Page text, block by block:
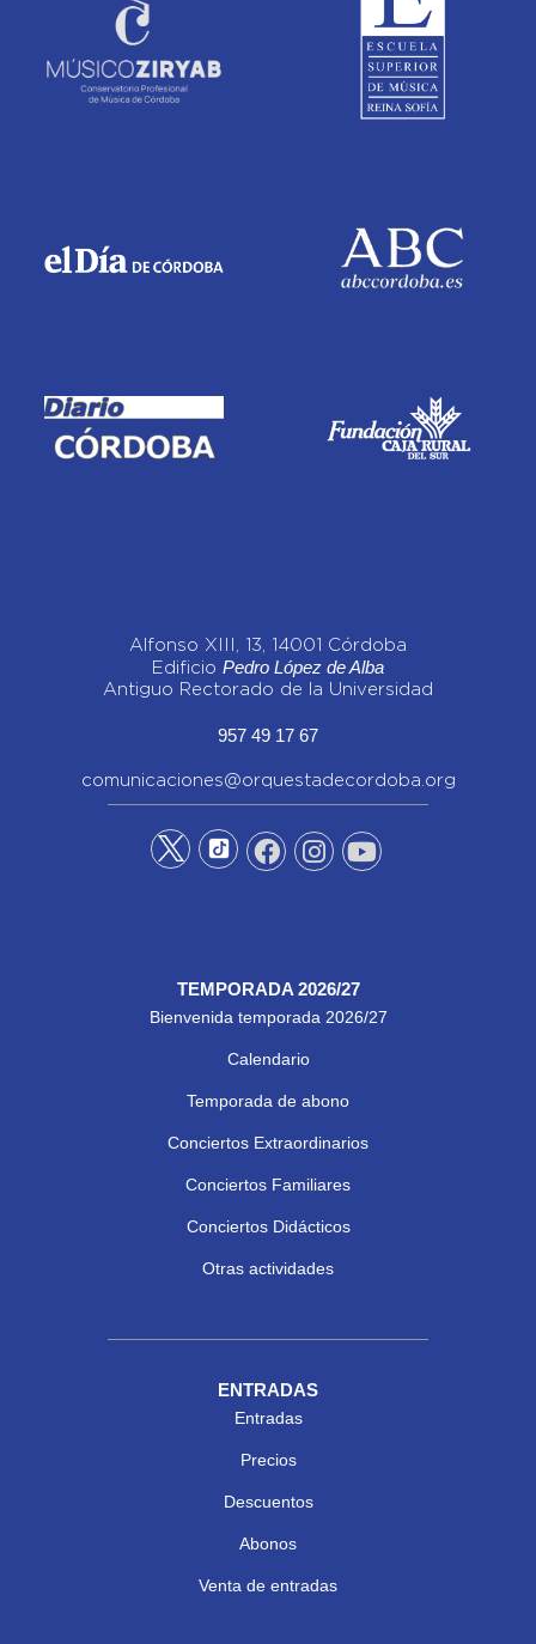
Alfonso XIII, 13, 14001 Córdoba
Edificio Pedro López de Alba
Antiguo Rectorado de la Universidad
957 49 17 67
comunicaciones@orquestadecordoba.org
TEMPORADA 2026/27
Bienvenida temporada 2026/27
Calendario
Temporada de abono
Conciertos Extraordinarios
Conciertos Familiares
Conciertos Didácticos
Otras actividades
ENTRADAS
Entradas
Precios
Descuentos
Abonos
Venta de entradas